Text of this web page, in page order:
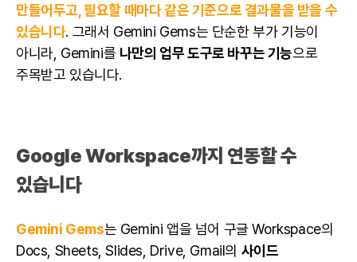
만들어두고, 필요할 때마다 같은 기준으로 결과물을 받을 수
있습니다. 그래서 Gemini Gems는 단순한 부가 기능이
아니라, Gemini를 나만의 업무 도구로 바꾸는 기능으로
주목받고 있습니다.
Google Workspace까지 연동할 수
있습니다
Gemini Gems는 Gemini 앱을 넘어 구글 Workspace의
Docs, Sheets, Slides, Drive, Gmail의 사이드